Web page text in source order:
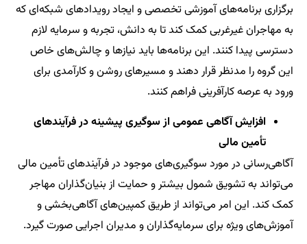
برگزاری برنامه‌های آموزشی تخصصی و ایجاد رویدادهای شبکه‌ای که
به مهاجران غیرغربی کمک کند تا به دانش، تجربه و سرمایه لازم
دسترسی پیدا کنند. این برنامه‌ها باید نیازها و چالش‌های خاص
این گروه را مدنظر قرار دهند و مسیرهای روشن و کارآمدی برای
ورود به عرصه کارآفرینی فراهم کنند.
افزایش آگاهی عمومی از سوگیری پیشینه در فرآیندهای
تأمین مالی
آگاهی‌رسانی در مورد سوگیری‌های موجود در فرآیندهای تأمین مالی
می‌تواند به تشویق شمول بیشتر و حمایت از بنیان‌گذاران مهاجر
کمک کند. این امر می‌تواند از طریق کمپین‌های آگاهی‌بخشی و
آموزش‌های ویژه برای سرمایه‌گذاران و مدیران اجرایی صورت گیرد.